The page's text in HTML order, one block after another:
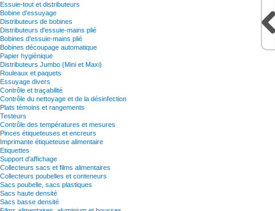
Essuie-tout et distributeurs
Bobine d'essuyage
Distributeurs de bobines
Distributeurs d'essuie-mains plié
Bobines d'essuie-mains plié
Bobines découpage automatique
Papier hygiènique
Distributeurs Jumbo (Mini et Maxi)
Rouleaux et paquets
Essuyage divers
Contrôle et traçabilité
Contrôle du nettoyage et de la désinfection
Plats témoins et rangements
Testeurs
Contrôle des températures et mesures
Pinces étiqueteuses et encreurs
Imprimante étiqueteuse alimentaire
Etiquettes
Support d'affichage
Collecteurs sacs et films alimentaires
Collecteurs poubelles et conteneurs
Sacs poubelle, sacs plastiques
Sacs haute densité
Sacs basse densité